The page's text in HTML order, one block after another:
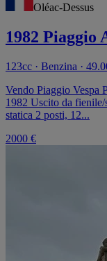
Oléac-Dessus
1982 Piaggio
123cc · Benzina ·
Vendo Piaggio Vespa
1982 Uscito da fienile/
statica 2 posti, 12...
2000 €